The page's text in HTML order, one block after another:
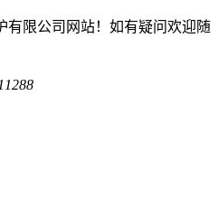
有限公司网站！如有疑问欢迎随